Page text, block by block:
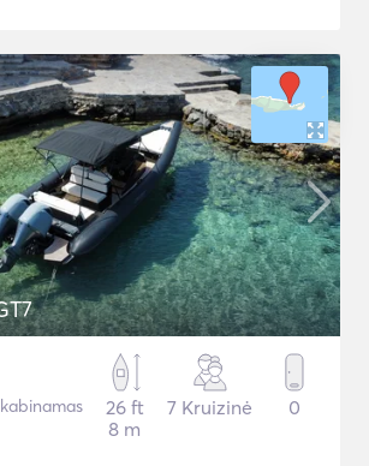
26 ft
8 m
7 Kruizinė 0